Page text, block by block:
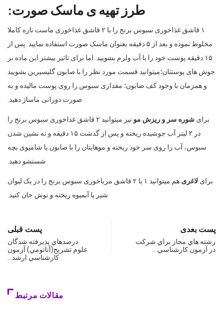
طرز تهیه ی ماسک صورت:
۱ قاشق غذاخوری سبوس برنج را با ۲ قاشق غذاخوری ماست تازه کاملا
مخلوط نموده و بعد از ۵ دقیقه بعنوان ماسک صورت استفاده نمایید
.پس از
۱۵ دقیقه پوست خود را با آب ولرم بشویید
. اما برای تاثیر بیشتر این ماده بر
جوش های پوستتان؛میتوانید قسمت مورد نظر را با صابون گلیسیرین بشویید
و همزمان با وجود کف صابون؛ مقداری سبوس را روی پوست مالیده و به
صورت دورانی ماساژ دهید.
برای شوره سر و ریزش مو
نیز میتوانید ۲ قاشق غذاخوری سبوس برنج را
در ۲ لیتر آب جوشیده ریخته و پس از گذشت ۱۵ دقیقه و ته نشین شدن
سبوس، آب را روی سر خود ریخته و موهایتان را با صابون یا شامپوی بچه
شستشو دهید.
برای لاغری
هم میتوانید ۱ یا ۲ قاشق مرباخوری سبوس برنج را در یک لیوان
شیر یا آبمیوه ریخته و نوش جان کنید.
پست قبلی
درصدهاي پذيرفته شدگان
علوم تشريح(آناتومي) آزمون
كارشناسي ارشد…
پست بعدی
رشته هاي مجاز براي شركت
در آزمون كارشناسي…
مقالات مرتبط